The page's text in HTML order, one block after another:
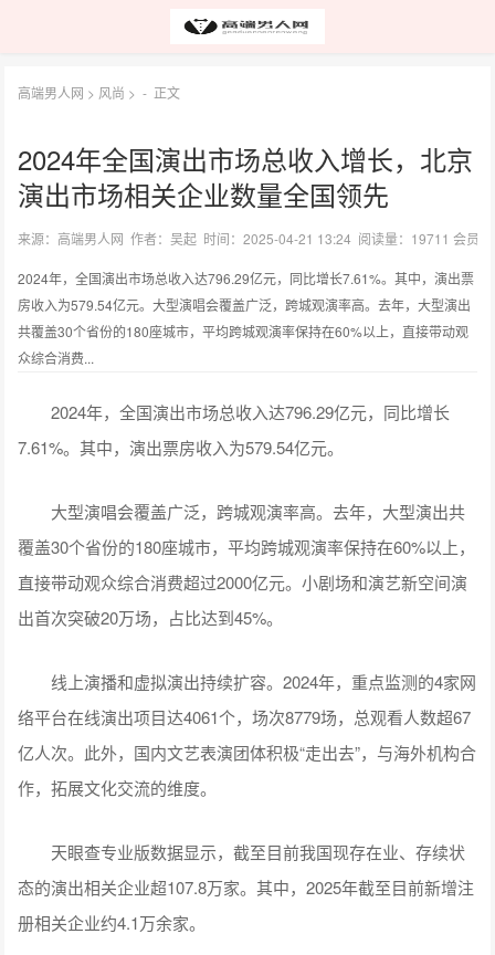
高端男人网 > 风尚 > - 正文
2024年全国演出市场总收入增长，北京
演出市场相关企业数量全国领先
来源：高端男人网 作者：吴起 时间：2025-04-21 13:24 阅读量：19711 会员
2024年，全国演出市场总收入达796.29亿元，同比增长7.61%。其中，演出票
房收入为579.54亿元。大型演唱会覆盖广泛，跨城观演率高。去年，大型演出
共覆盖30个省份的180座城市，平均跨城观演率保持在60%以上，直接带动观
众综合消费...
2024年，全国演出市场总收入达796.29亿元，同比增长
7.61%。其中，演出票房收入为579.54亿元。
大型演唱会覆盖广泛，跨城观演率高。去年，大型演出共
覆盖30个省份的180座城市，平均跨城观演率保持在60%以上，
直接带动观众综合消费超过2000亿元。小剧场和演艺新空间演
出首次突破20万场，占比达到45%。
线上演播和虚拟演出持续扩容。2024年，重点监测的4家网
络平台在线演出项目达4061个，场次8779场，总观看人数超67
亿人次。此外，国内文艺表演团体积极“走出去”，与海外机构合
作，拓展文化交流的维度。
天眼查专业版数据显示，截至目前我国现存在业、存续状
态的演出相关企业超107.8万家。其中，2025年截至目前新增注
册相关企业约4.1万余家。